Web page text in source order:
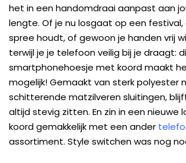
het in een handomdraai aanpast aan
lengte. Of je nu losgaat op een
spree houdt, of gewoon je handen vrij
terwijl je je telefoon veilig bij je draagt:
smartphonehoesje met koord maakt
mogelijk! Gemaakt van sterk polyester
schitterende matzilveren sluitingen,
altijd stevig zitten. En zin in een nieuwe
koord gemakkelijk met een ander
assortiment. Style switchen was nog